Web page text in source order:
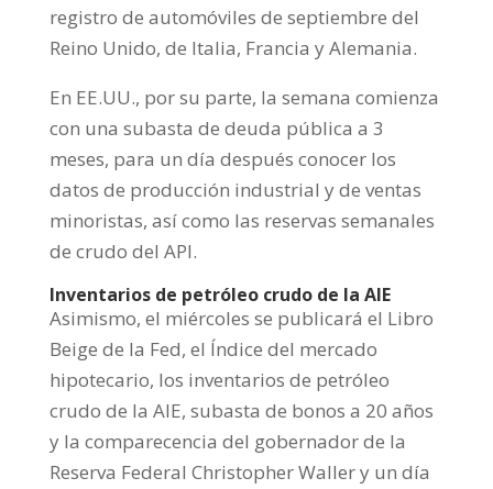
registro de automóviles de septiembre del
Reino Unido, de Italia, Francia y Alemania.
En EE.UU., por su parte, la semana comienza
con una subasta de deuda pública a 3
meses, para un día después conocer los
datos de producción industrial y de ventas
minoristas, así como las reservas semanales
de crudo del API.
Inventarios de petróleo crudo de la AIE
Asimismo, el miércoles se publicará el Libro
Beige de la Fed, el Índice del mercado
hipotecario, los inventarios de petróleo
crudo de la AIE, subasta de bonos a 20 años
y la comparecencia del gobernador de la
Reserva Federal Christopher Waller y un día